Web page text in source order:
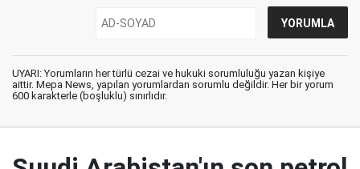
UYARI: Yorumların her türlü cezai ve hukuki sorumluluğu yazan kişiye
aittir. Mepa News, yapılan yorumlardan sorumlu değildir. Her bir yorum
600 karakterle (boşluklu) sınırlıdır.